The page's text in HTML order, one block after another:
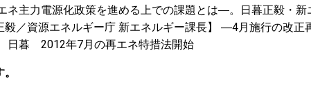
ネ主力電源化政策を進める上での課題とは―。日暮正毅・新
毅／資源エネルギー庁 新エネルギー課長】 ―4月施行の改正
日暮 2012年7月の再エネ特措法開始